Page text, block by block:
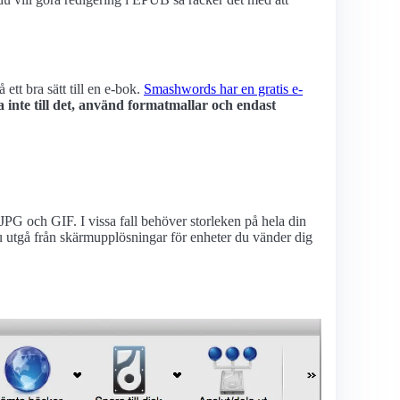
ett bra sätt till en e-bok. Smashwords har en gratis e-
inte till det, använd formatmallar och endast
och GIF. I vissa fall behöver storleken på hela din
från skärmupplösningar för enheter du vänder dig